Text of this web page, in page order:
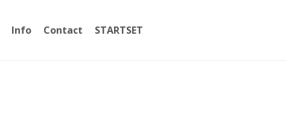
Info Contact STARTSET